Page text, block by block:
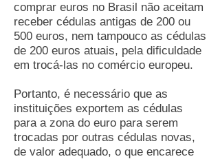
comprar euros no Brasil não aceitam
receber cédulas antigas de 200 ou
500 euros, nem tampouco as cédulas
de 200 euros atuais, pela dificuldade
em trocá-las no comércio europeu.
Portanto, é necessário que as
instituições exportem as cédulas
para a zona do euro para serem
trocadas por outras cédulas novas,
de valor adequado, o que encarece